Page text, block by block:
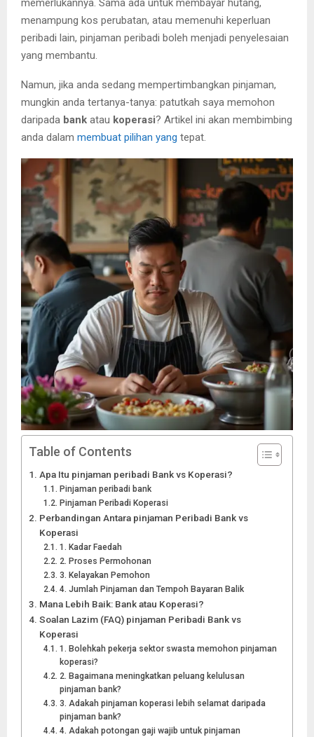
menampung kos perubatan, atau memenuhi keperluan
peribadi lain, pinjaman peribadi boleh menjadi penyelesaian
yang membantu.
Namun, jika anda sedang mempertimbangkan pinjaman,
mungkin anda tertanya-tanya: patutkah saya memohon
daripada bank atau koperasi? Artikel ini akan membimbing
anda dalam membuat pilihan yang tepat.
Table of Contents
Apa Itu pinjaman peribadi Bank vs Koperasi?
Pinjaman peribadi bank
Pinjaman Peribadi Koperasi
Perbandingan Antara pinjaman Peribadi Bank vs
Koperasi
1. Kadar Faedah
2. Proses Permohonan
3. Kelayakan Pemohon
4. Jumlah Pinjaman dan Tempoh Bayaran Balik
Mana Lebih Baik: Bank atau Koperasi?
Soalan Lazim (FAQ) pinjaman Peribadi Bank vs
Koperasi
1. Bolehkah pekerja sektor swasta memohon pinjaman
koperasi?
2. Bagaimana meningkatkan peluang kelulusan
pinjaman bank?
3. Adakah pinjaman koperasi lebih selamat daripada
pinjaman bank?
4. Adakah potongan gaji wajib untuk pinjaman